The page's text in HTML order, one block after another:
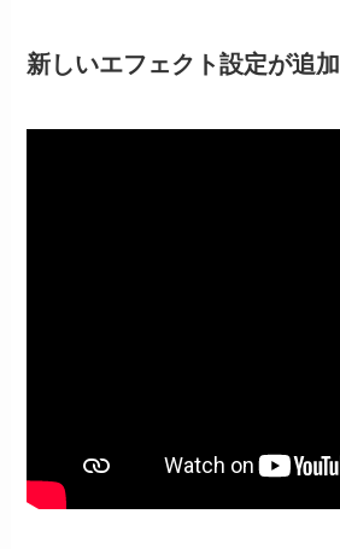
新しいエフェクト設定が追加